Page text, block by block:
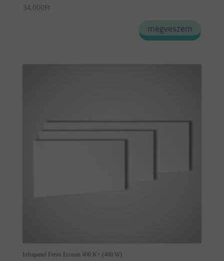
34,000Ft
megveszem
Infrapanel Fenix Ecosun 400 K+ (400 W)